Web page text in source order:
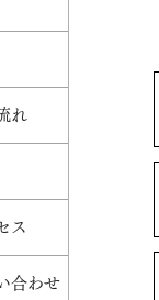
れ
ス
合わせ